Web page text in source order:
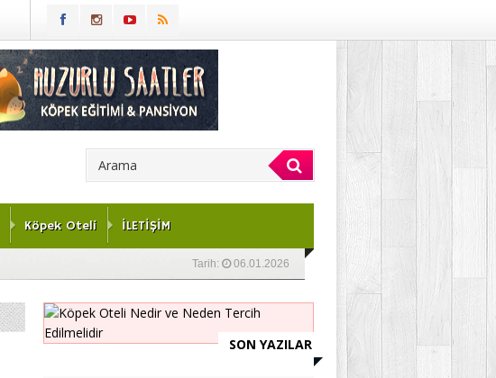
Köpek Oteli İLETİŞİM
Tarih: 06.01.2026
SON YAZILAR